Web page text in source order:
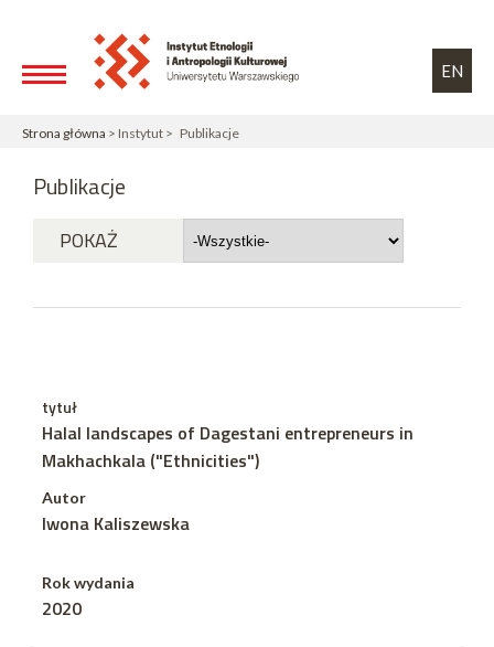
EN
Strona główna > Instytut > Publikacje
Publikacje
POKAŻ
tytuł
Halal landscapes of Dagestani entrepreneurs in
Makhachkala ("Ethnicities")
Autor
Iwona Kaliszewska
Rok wydania
2020